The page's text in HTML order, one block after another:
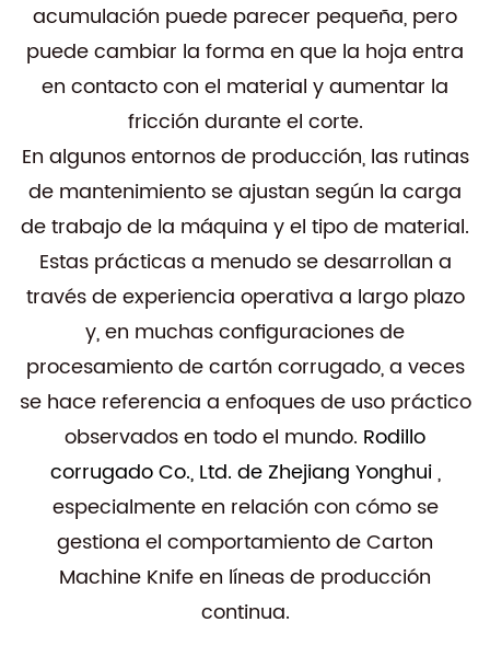
acumulación puede parecer pequeña, pero
puede cambiar la forma en que la hoja entra
en contacto con el material y aumentar la
fricción durante el corte.
En algunos entornos de producción, las rutinas
de mantenimiento se ajustan según la carga
de trabajo de la máquina y el tipo de material.
Estas prácticas a menudo se desarrollan a
través de experiencia operativa a largo plazo
y, en muchas configuraciones de
procesamiento de cartón corrugado, a veces
se hace referencia a enfoques de uso práctico
observados en todo el mundo. Rodillo
corrugado Co., Ltd. de Zhejiang Yonghui,
especialmente en relación con cómo se
gestiona el comportamiento de Carton
Machine Knife en líneas de producción
continua.